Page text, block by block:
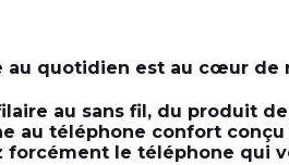
au quotidien est au cœur de
au sans fil, du produit
au téléphone confort
forcément le téléphone qui